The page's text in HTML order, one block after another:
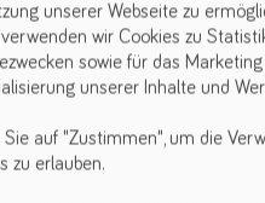
unserer Webseite zu
verwenden wir Cookies zu
sowie für das
unserer Inhalte und
Sie auf "Zustimmen", um die
zu erlauben.